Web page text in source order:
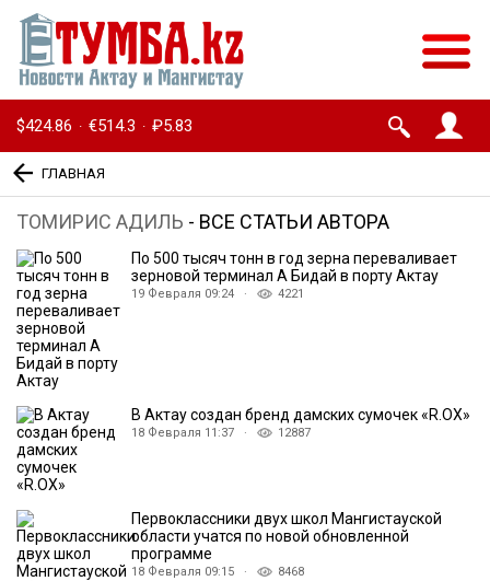
$424.86 · €514.3 · ₽5.83
ГЛАВНАЯ
ТОМИРИС АДИЛЬ - ВСЕ СТАТЬИ АВТОРА
По 500 тысяч тонн в год зерна переваливает
зерновой терминал Ақ Бидай в порту Актау
19 Февраля 09:24 · 4221
В Актау создан бренд дамских сумочек «R.OX»
18 Февраля 11:37 · 12887
Первоклассники двух школ Мангистауской
области учатся по новой обновленной
программе
18 Февраля 09:15 · 8468